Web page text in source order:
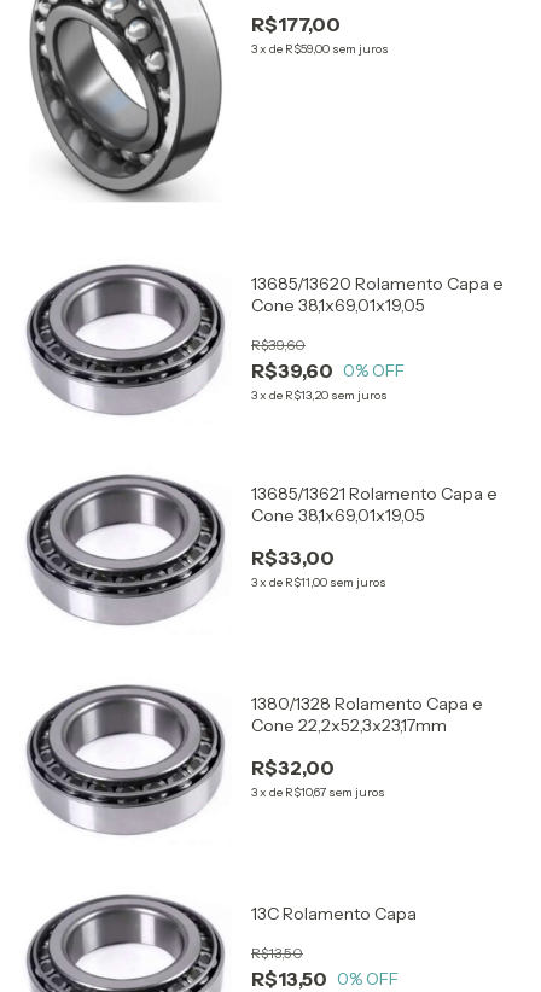
R$177,00
3x de R$59,00 sem juros
13685/13620 Rolamento Capa e
Cone 38,1x69,01x19,05
R$39,60
R$39,60
0% OFF
3x de R$13,20 sem juros
13685/13621 Rolamento Capa e
Cone 38,1x69,01x19,05
R$33,00
3x de R$11,00 sem juros
1380/1328 Rolamento Capa e
Cone 22,2x52,3x23,17mm
R$32,00
3x de R$10,67 sem juros
13C Rolamento Capa
R$13,50
R$13,50
0% OFF